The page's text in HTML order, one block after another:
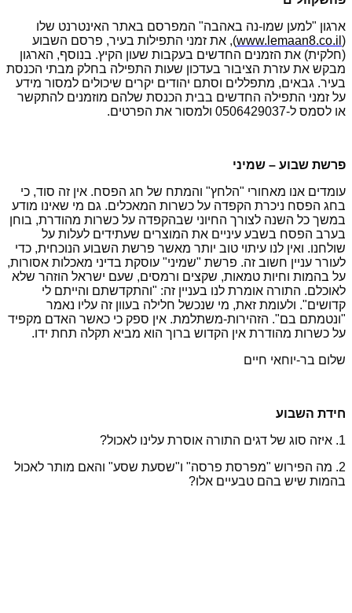
ארגון "למען שמו-נה באהבה" המפרסם באתר האינטרנט שלו
(
www.lemaan8.co.il), את זמני התפילות בעיר, פרסם השבוע
(חלקית) את הזמנים החדשים בעקבות שעון הקיץ. בנוסף, הארגון
מבקש את עזרת הציבור בעדכון שעות התפילה בחלק מבתי הכנסת
בעיר. גבאים, מתפללים וסתם יהודים יקרים שיכולים למסור מידע
על זמני התפילה החדשים בבית הכנסת שלהם מוזמנים להתקשר
או לסמס ל-0506429037 ולמסור את הפרטים.
פרשת שבוע – שמיני
עומדים אנו מאחורי "הלחץ" והמתח של חג הפסח. אין זה סוד, כי
בחג הפסח ניכרת הקפדה על כשרות המאכלים. גם מי שאינו מודע
במשך כל השנה לצורך החיוני שבהקפדה על כשרות מהודרת, בוחן
בערב הפסח בשבע עיניים את המוצרים שעתידים לעלות על
שולחנו. ואין לנו עיתוי טוב יותר מאשר פרשת השבוע הנוכחית, כדי
לעורר עניין חשוב זה. פרשת "שמיני" עוסקת בדיני מאכלות אסורות,
על בהמות וחיות טמאות, שקצים ורמסים, שעם ישראל הוזהר שלא
לאוכלם. התורה אומרת לנו בעניין זה: "והתקדשתם והייתם לי
קדושים". ולעומת זאת, מי שנכשל חלילה בעוון זה עליו נאמר
"ונטמתם בם". הזהירות-משתלמת. אין ספק כי כאשר האדם מקפיד
על כשרות מהודרת אין הקדוש ברוך הוא מביא תקלה תחת ידו.
שלום בר-יוחאי חיים
חידת השבוע
1. איזה סוג של דגים התורה אוסרת עלינו לאכול?
2. מה הפירוש "מפרסת פרסה" ו"שסעת שסע" והאם מותר לאכול
בהמות שיש בהם טבעיים אלו?